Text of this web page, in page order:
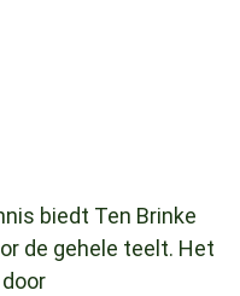
biedt Ten Brinke
de gehele teelt. Het